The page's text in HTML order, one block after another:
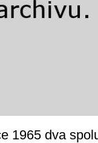
1965 dva